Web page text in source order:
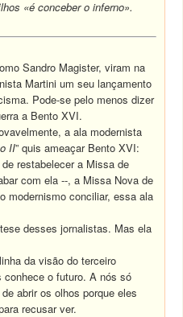
«é conceber o inferno».
Sandro Magister, viram na
Martini um seu lançamento
Pode-se pelo menos dizer
a Bento XVI.
a ala modernista
II” quis ameaçar Bento XVI:
restabelecer a Missa de
com ela --, a Missa Nova de
modernismo conciliar, essa ala
desses jornalistas. Mas ela
da visão do terceiro
o futuro. A nós só
abrir os olhos porque eles
recusar ver.